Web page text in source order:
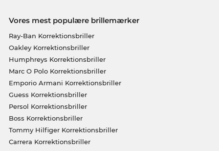
Vores mest populære brillemærker
Ray-Ban Korrektionsbriller
Oakley Korrektionsbriller
Humphreys Korrektionsbriller
Marc O Polo Korrektionsbriller
Emporio Armani Korrektionsbriller
Guess Korrektionsbriller
Persol Korrektionsbriller
Boss Korrektionsbriller
Tommy Hilfiger Korrektionsbriller
Carrera Korrektionsbriller